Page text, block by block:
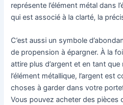
représente l’élément métal dans
qui est associé à la clarté, la
C’est aussi un symbole
de propension à épargner. À la
attire plus d’argent et en tant
l’élément métallique, l’argent est
choses à garder dans votre
Vous pouvez acheter des pièces